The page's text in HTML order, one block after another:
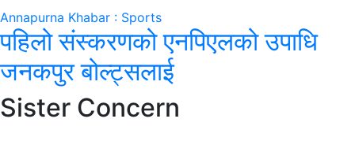
Annapurna Khabar : Sports
पहिलो संस्करणको एनपिएलको उपाधि
जनकपुर बोल्ट्सलाई
Sister Concern